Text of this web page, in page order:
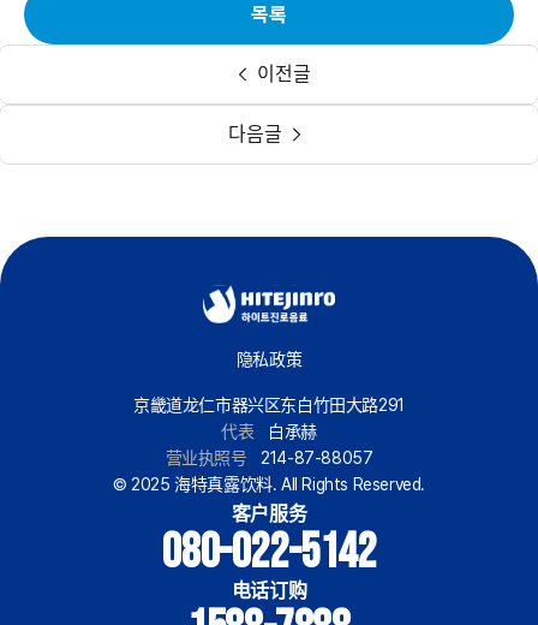
이전글
목록
다음글
隐私政策
京畿道龙仁市器兴区东白竹田大路291
代表
白承赫
营业执照号
214-87-88057
© 2025 海特真露饮料. All Rights Reserved.
客户服务
080-022-5142
电话订购